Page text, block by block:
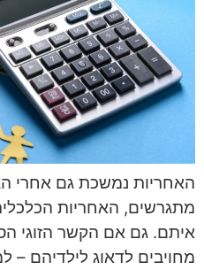
האחריות נמשכת גם אחרי
מתגרשים, האחריות
איתם. גם אם הקשר הזוגי
מחויבים לדאוג לילדיהם –